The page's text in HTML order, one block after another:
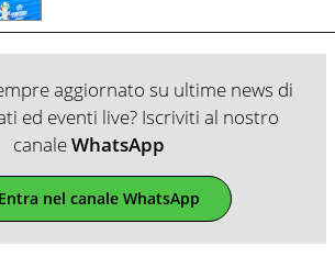
aggiornato su ultime news di
ed eventi live? Iscriviti al nostro
canaleWhatsApp
nel canale WhatsApp